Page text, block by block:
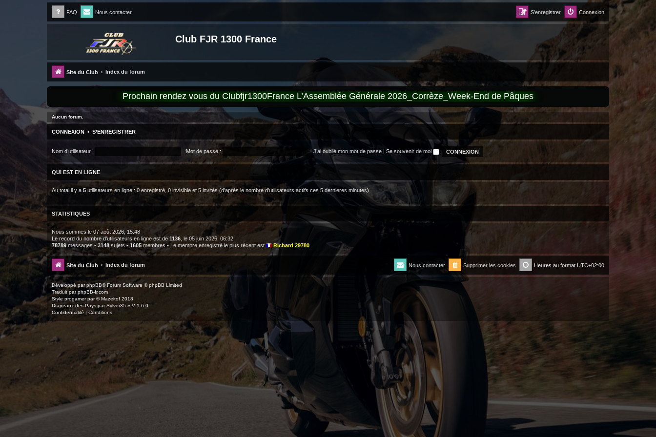
FAQ Nous contacter Connexion
S’enregistrer
Club FJR 1300 France
Site du Club Index du forum
Prochain rendez vous du Clubfjr1300France L’Assemblée Générale 2026_Corrèze_Week-End de Pâques
Aucun forum.
CONNEXION • S’ENREGISTRER
Nom d’utilisateur : Mot de passe : J’ai oublié mon mot de passe | Se souvenir de moi
QUI EST EN LIGNE
Au total il y a 5 utilisateurs en ligne : 0 enregistré, 0 invisible et 5 invités (d’après le nombre d’utilisateurs actifs ces 5 dernières minutes)
STATISTIQUES
Nous sommes le 07 août 2026, 15:48
Le record du nombre d’utilisateurs en ligne est de 1136 , le 05 juin 2026, 06:32
78789messages • 3148 sujets •1605 membres • Le membre enregistré le plus récent est Richard 29780
Site du Club Index du forum Heures au format UTC+02:00
Supprimer les cookies
Nous contacter
Développé parphpBB® Forum Software © phpBB Limited
Traduit parphpBB-fr.com
Style progamerpar ©Mazeltof 2018
Drapeaux des Pays par Sylver35 » V 1.6.0
Confidentialité | Conditions